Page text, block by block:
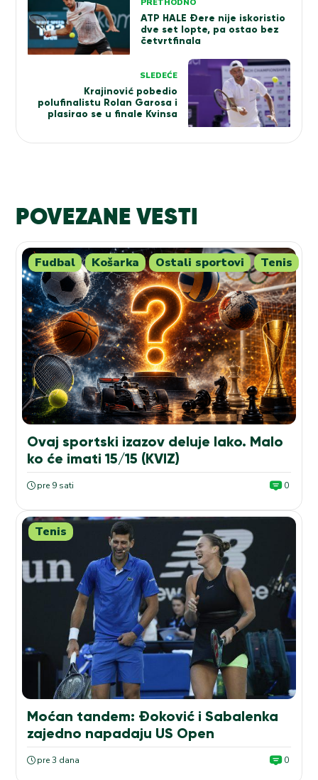
članka
PRETHODNO
ATP HALE Đere nije iskoristio
dve set lopte, pa ostao bez
četvrtfinala
SLEDEĆE
Krajinović pobedio
polufinalistu Rolan Garosa i
plasirao se u finale Kvinsa
POVEZANE VESTI
Fudbal Košarka Ostali sportovi Tenis
Ovaj sportski izazov deluje lako. Malo
ko će imati 15/15 (KVIZ)
pre 9 sati 0
Tenis
Moćan tandem: Đoković i Sabalenka
zajedno napadaju US Open
pre 3 dana 0